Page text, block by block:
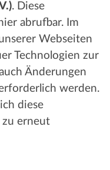
. Diese
abrufbar. Im
Webseiten
Technologien zur
Änderungen
werden.
diese
zu erneut